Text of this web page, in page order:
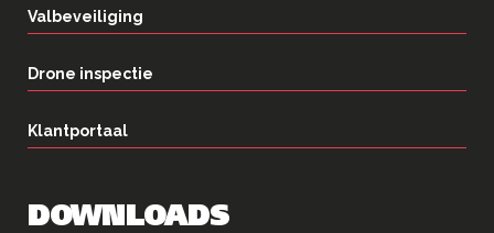
Valbeveiliging
Drone inspectie
Klantportaal
DOWNLOADS